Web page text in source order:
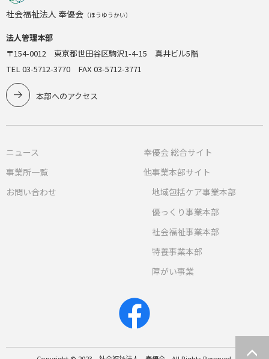
社会福祉法人 奉優会 （ほうゆうかい）
法人管理本部
〒154-0012 東京都世田谷区駒沢1-4-15 真井ビル5階
TEL 03-5712-3770 FAX 03-5712-3771
本部へのアクセス
ニュース
事業所一覧
お問い合わせ
奉優会 総合サイト
他事業本部サイト
地域包括ケア事業本部
優っくり事業本部
社会福祉事業本部
特養事業本部
障がい事業